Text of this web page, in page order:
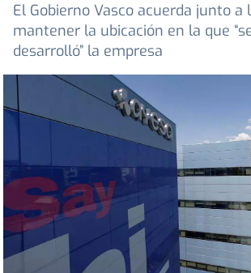
El Gobierno Vasco acuerda junto a
mantener la ubicación en la que
desarrolló” la empresa